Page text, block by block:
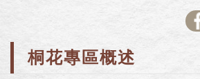
桐花專區概述